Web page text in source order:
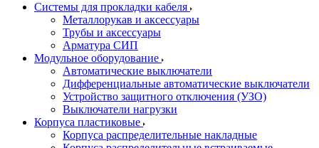
Системы для прокладки кабеля
Металлорукав и аксессуары
Трубы и аксессуары
Арматура СИП
Модульное оборудование
Автоматические выключатели
Дифференциальные автоматические выключатели
Устройство защитного отключения (УЗО)
Выключатели нагрузки
Корпуса пластиковые
Корпуса распределительные накладные